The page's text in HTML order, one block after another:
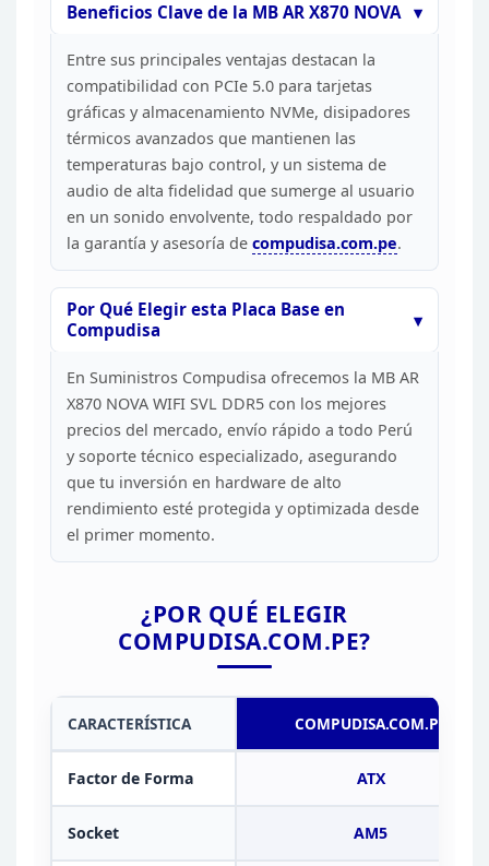
Beneficios Clave de la MB AR X870 NOVA
Entre sus principales ventajas destacan la
compatibilidad con PCIe 5.0 para tarjetas
gráficas y almacenamiento NVMe, disipadores
térmicos avanzados que mantienen las
temperaturas bajo control, yun sistema de
audio de alta fidelidad que sumerge al usuario
en un sonido envolvente, todo respaldado por
la garantía y asesoría de compudisa.com.pe.
Por Qué Elegir esta Placa Base en
Compudisa
En Suministros Compudisa ofrecemos la MB AR
X870 NOVA WIFI SVL DDR5 con los mejores
precios del mercado, envío rápido a todo Perú
y soporte técnico especializado, asegurando
que tu inversión en hardware de alto
rendimiento esté protegida yoptimizada desde
el primer momento.
¿POR QUÉ ELEGIR
COMPUDISA.COM.PE?
CARACTERÍSTICA COMPUDISA.COM.PE
Factor de Forma ATX
Socket AM5